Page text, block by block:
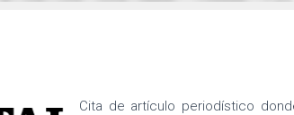
Cita de artículo periodístico